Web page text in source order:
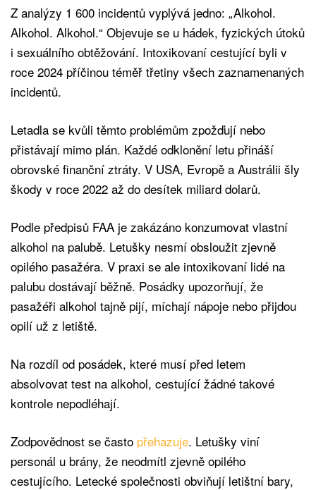
Z analýzy 1 600 incidentů vyplývá jedno: „Alkohol.
Alkohol. Alkohol.“ Objevuje se u hádek, fyzických útoků
i sexuálního obtěžování. Intoxikovaní cestující byli v
roce 2024 příčinou téměř třetiny všech zaznamenaných
incidentů.
Letadla se kvůli těmto problémům zpožďují nebo
přistávají mimo plán. Každé odklonění letu přináší
obrovské finanční ztráty. V USA, Evropě a Austrálii šly
škody v roce 2022 až do desítek miliard dolarů.
Podle předpisů FAA je zakázáno konzumovat vlastní
alkohol na palubě. Letušky nesmí obsloužit zjevně
opilého pasažéra. V praxi se ale intoxikovaní lidé na
palubu dostávají běžně. Posádky upozorňují, že
pasažéři alkohol tajně pijí, míchají nápoje nebo přijdou
opilí už z letiště.
Na rozdíl od posádek, které musí před letem
absolvovat test na alkohol, cestující žádné takové
kontrole nepodléhají.
Zodpovědnost se často přehazuje. Letušky viní
personál u brány, že neodmítl zjevně opilého
cestujícího. Letecké společnosti obviňují letištní bary,